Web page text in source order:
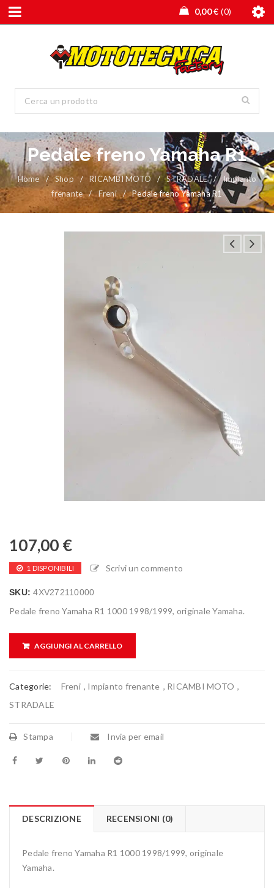
0,00€ 0
Pedale freno Yamaha R1
Home / Shop / RICAMBI MOTO / STRADALE /
Impianto
frenante
/ Freni / Pedale freno Yamaha R1
107,00 €
1 DISPONIBILI Scrivi un commento
SKU:4XV272110000
Pedale freno Yamaha R1 1000 1998/1999, originale Yamaha.
AGGIUNGI AL CARRELLO
Categorie: Freni , Impianto frenante , RICAMBI MOTO ,
STRADALE
Stampa Invia per email
DESCRIZIONE RECENSIONI (0)
Pedale freno Yamaha R1 1000 1998/1999, originale
Yamaha.